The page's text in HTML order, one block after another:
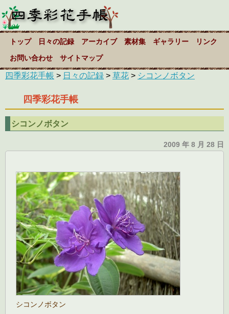
トップ 日々の記録 アーカイブ 素材集 ギャラリー リンク
お問い合わせ サイトマップ
四季彩花手帳 > 日々の記録 > 草花 > シコンノボタン
四季彩花手帳
シコンノボタン
2009 年 8 月 28 日
シコンノボタン